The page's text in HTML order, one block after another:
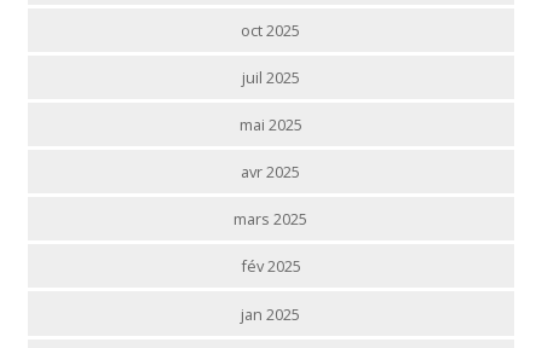
oct 2025
juil 2025
mai 2025
avr 2025
mars 2025
fév 2025
jan 2025